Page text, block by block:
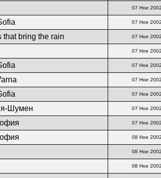
07 Ное 2002
07 Ное 2002
that bring the rain 07 Ное 2002
07 Ное 2002
07 Ное 2002
07 Ное 2002
07 Ное 2002
Шумен 07 Ное 2002
07 Ное 2002
08 Ное 2002
08 Ное 2002
08 Ное 2002